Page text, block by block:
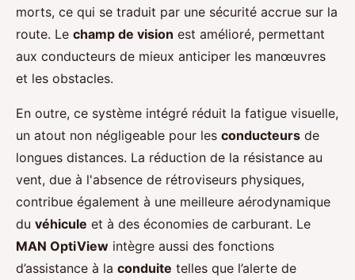
morts, ce qui se traduit par une sécurité accrue sur la
route. Le champ de vision est amélioré, permettant
aux conducteurs de mieux anticiper les manœuvres
et les obstacles.
En outre, ce système intégré réduit la fatigue visuelle,
un atout non négligeable pour les conducteurs de
longues distances. La réduction de la résistance au
vent, due à l'absence de rétroviseurs physiques,
contribue également à une meilleure aérodynamique
du véhicule et à des économies de carburant. Le
MAN OptiView intègre aussi des fonctions
d’assistance à la conduite telles que l’alerte de